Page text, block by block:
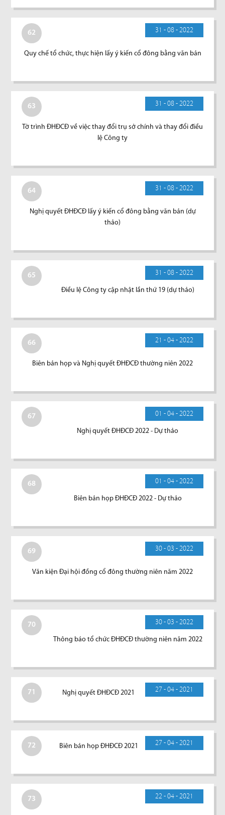
62 31 - 08 - 2022
Quy chế tổ chức, thực hiện lấy ý kiến cổ đông bằng văn bản
63 31 - 08 - 2022
Tờ trình ĐHĐCĐ về việc thay đổi trụ sở chính và thay đổi điều
lệ Công ty
64 31 - 08 - 2022
Nghị quyết ĐHĐCĐ lấy ý kiến cổ đông bằng văn bản (dự
thảo)
65 31 - 08 - 2022
Điều lệ Công ty cập nhật lần thứ 19 (dự thảo)
66 21 - 04 - 2022
Biên bản họp và Nghị quyết ĐHĐCĐ thường niên 2022
67 01 - 04 - 2022
Nghị quyết ĐHĐCĐ 2022 - Dự thảo
68 01 - 04 - 2022
Biên bản họp ĐHĐCĐ 2022 - Dự thảo
69 30 - 03 - 2022
Văn kiện Đại hội đồng cổ đông thường niên năm 2022
70 30 - 03 - 2022
Thông báo tổ chức ĐHĐCĐ thường niên năm 2022
71 27 - 04 - 2021
Nghị quyết ĐHĐCĐ 2021
72 27 - 04 - 2021
Biên bản họp ĐHĐCĐ 2021
73 22 - 04 - 2021